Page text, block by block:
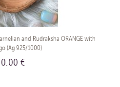
and Rudraksha ORANGE with
(Ag 925/1000)
€